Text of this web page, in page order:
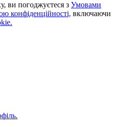
ви погоджуєтеся з Умовами
конфіденційності, включаючи